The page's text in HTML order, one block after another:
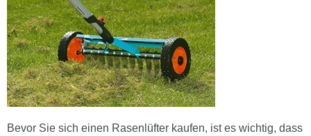
Bevor Sie sich einen Rasenlüfter kaufen, ist es wichtig, dass